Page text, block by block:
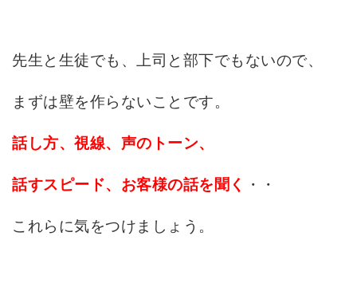
先生と生徒でも、上司と部下でもないので、
まずは壁を作らないことです。
話し方、視線、声のトーン、
話すスピード、お客様の話を聞く
・・
これらに気をつけましょう。